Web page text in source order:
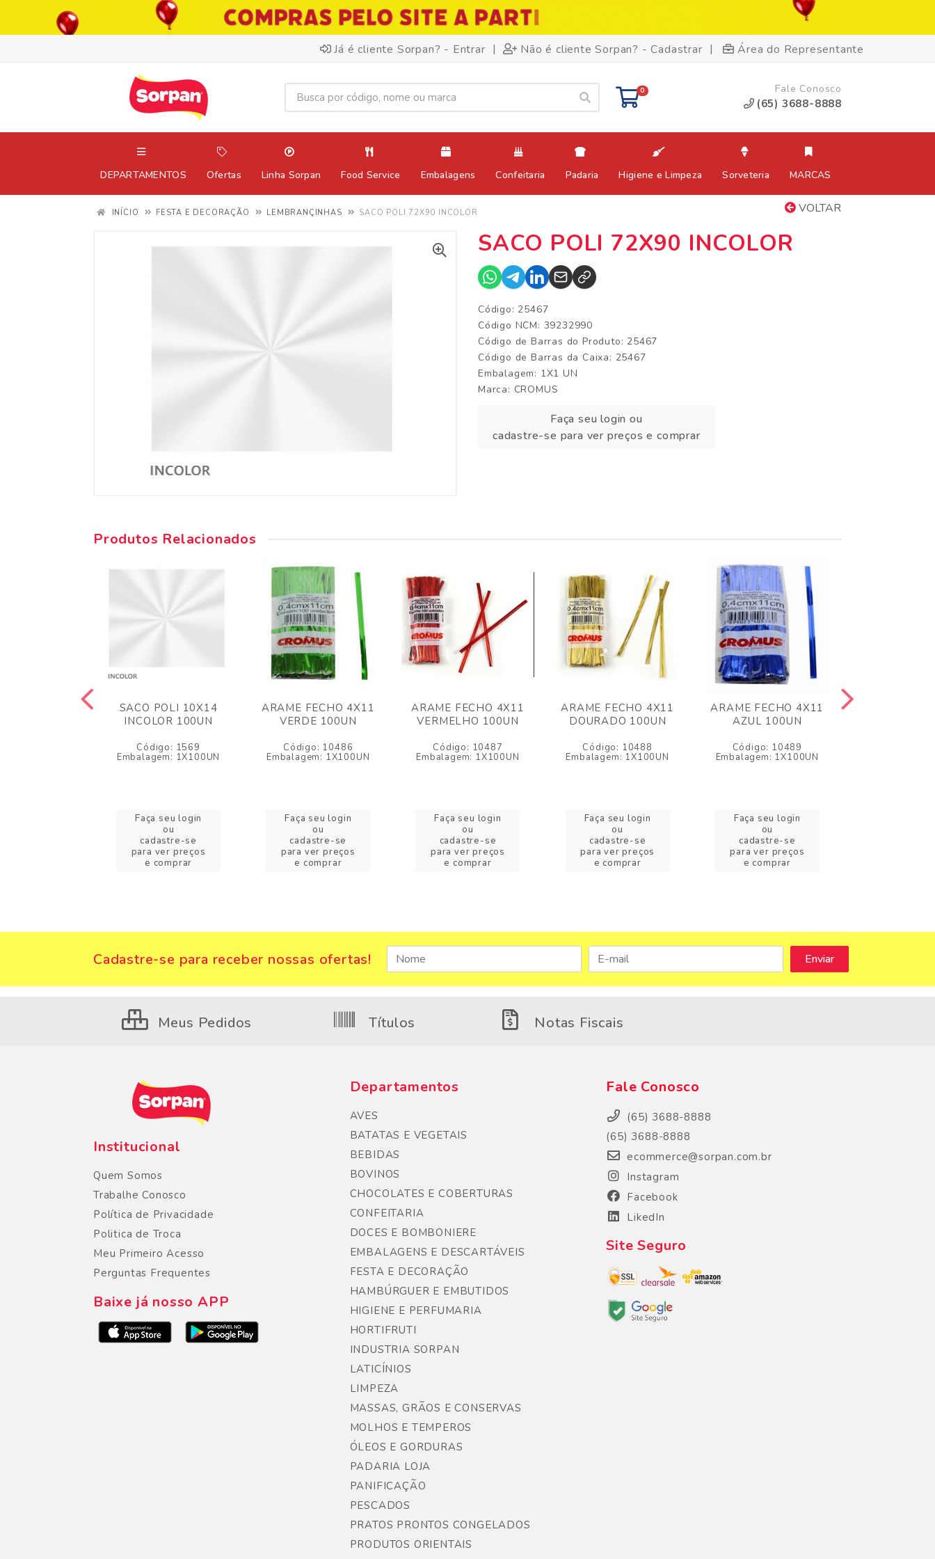
Já é cliente Sorpan? - Entrar | Não é cliente Sorpan? - Cadastrar | Área do Representante
0 Fale Conosco
(65) 3688-8888
DEPARTAMENTOS Ofertas Linha Sorpan Food Service Embalagens Confeitaria Padaria Higiene e Limpeza Sorveteria MARCAS
VOLTAR
INÍCIO FESTA E DECORAÇÃO LEMBRANÇINHAS SACO POLI 72X90 INCOLOR
SACO POLI 72X90 INCOLOR
Código: 25467
Código NCM: 39232990
Código de Barras do Produto: 25467
Código de Barras da Caixa: 25467
Embalagem: 1X1 UN
Marca: CROMUS
Faça seu login ou
cadastre-se para ver preços e comprar
Produtos Relacionados
SACO POLI 10X14
INCOLOR 100UN
Código: 1569
Embalagem: 1X100UN
Faça seu login
ou
cadastre-se
para ver preços
e comprar
ARAME FECHO 4X11
VERDE 100UN
Código: 10486
Embalagem: 1X100UN
Faça seu login
ou
cadastre-se
para ver preços
e comprar
ARAME FECHO 4X11
VERMELHO 100UN
Código: 10487
Embalagem: 1X100UN
Faça seu login
ou
cadastre-se
para ver preços
e comprar
ARAME FECHO 4X11
DOURADO 100UN
Código: 10488
Embalagem: 1X100UN
Faça seu login
ou
cadastre-se
para ver preços
e comprar
ARAME FECHO 4X11
AZUL 100UN
Código: 10489
Embalagem: 1X100UN
Faça seu login
ou
cadastre-se
para ver preços
e comprar
Cadastre-se para receber nossas ofertas!
Meus Pedidos Títulos Notas Fiscais
Institucional
Quem Somos
Trabalhe Conosco
Política de Privacidade
Politica de Troca
Meu Primeiro Acesso
Perguntas Frequentes
Baixe já nosso APP
Departamentos
AVES
BATATAS E VEGETAIS
BEBIDAS
BOVINOS
CHOCOLATES E COBERTURAS
CONFEITARIA
DOCES E BOMBONIERE
EMBALAGENS E DESCARTÁVEIS
FESTA E DECORAÇÃO
HAMBÚRGUER E EMBUTIDOS
HIGIENE E PERFUMARIA
HORTIFRUTI
INDUSTRIA SORPAN
LATICÍNIOS
LIMPEZA
MASSAS, GRÃOS E CONSERVAS
MOLHOS E TEMPEROS
ÓLEOS E GORDURAS
PADARIA LOJA
PANIFICAÇÃO
PESCADOS
PRATOS PRONTOS CONGELADOS
PRODUTOS ORIENTAIS
Fale Conosco
(65) 3688-8888
(65) 3688-8888
ecommerce@sorpan.com.br
Instagram
Facebook
LikedIn
Site Seguro